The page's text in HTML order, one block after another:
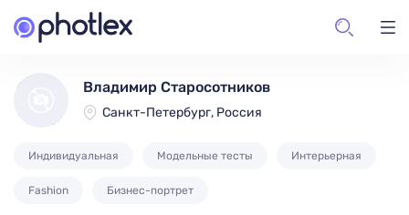
Владимир Старосотников
Санкт-Петербург, Россия
Индивидуальная Модельные тесты Интерьерная
Fashion Бизнес-портрет